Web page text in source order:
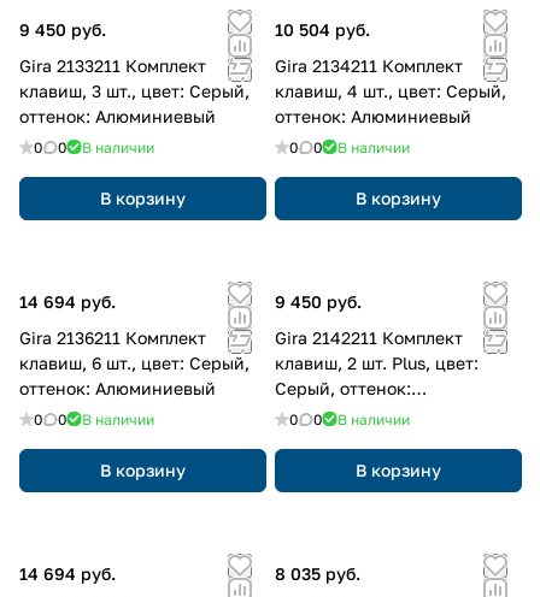
9 450 руб.
Gira 2133211 Комплект
клавиш, 3 шт., цвет: Серый,
оттенок: Алюминиевый
0 0 В наличии
В корзину
10 504 руб.
Gira 2134211 Комплект
клавиш, 4 шт., цвет: Серый,
оттенок: Алюминиевый
0 0 В наличии
В корзину
14 694 руб.
Gira 2136211 Комплект
клавиш, 6 шт., цвет: Серый,
оттенок: Алюминиевый
0 0 В наличии
В корзину
9 450 руб.
Gira 2142211 Комплект
клавиш, 2 шт. Plus, цвет:
Серый, оттенок:
Алюминиевый
0 0 В наличии
В корзину
14 694 руб.
8 035 руб.